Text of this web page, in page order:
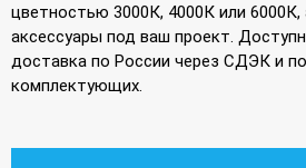
цветностью 3000К, 4000К или 6000К,
аксессуары под ваш проект.
доставка по России через СДЭК и
комплектующих.